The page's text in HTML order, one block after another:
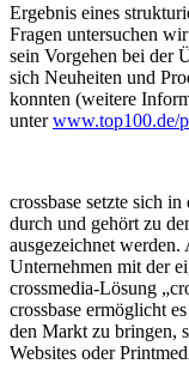
Ergebnis eines
Fragen untersuchen
sein Vorgehen bei der
sich Neuheiten und
konnten (weitere
unterwww.top100.de/
crossbase setzte sich
durch und gehört zu
ausgezeichnet
Unternehmen mit der
crossmedia-Lösung
crossbase ermöglicht
den Markt zu bringen,
Websites oder